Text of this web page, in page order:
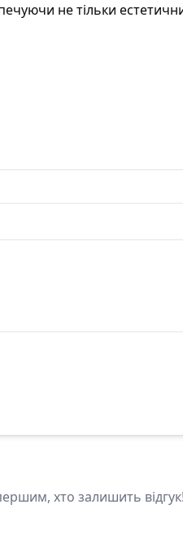
Перетин
Колір:
Робоча напруга:
не тільки
хто залишить